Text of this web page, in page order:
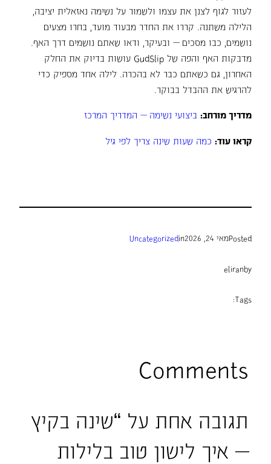
לעזור לגוף לצנן את עצמו ולשמור על נשימה נאזאלית יציבה,
הלילה משתנה. קררו את החדר מבעוד מועד, בחרו מצעים
נושמים, כבו מסכים — ובעיקר, ודאו שאתם נושמים דרך האף.
מדבקות האף והפה של GudSlip עושות בדיוק את החלק
האחרון, גם כשאתם כבר לא בהכרה. לילה אחד מספיק כדי
להרגיש את ההבדל בבוקר.
מדריך מורחב: ביצועי נשימה — המדריך המרכז
קראו עוד: כמה שעות שינה צריך לפי גיל
Postedמאי 24, 2026 in
Uncategorized
by
eliran
Tags:
Comments
תגובה אחת על “שינה בקיץ
— איך לישון טוב בלילות